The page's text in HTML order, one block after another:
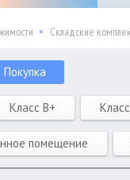
Складские
Покупка
Класс B+
помещение